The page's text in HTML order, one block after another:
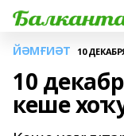
ЙӘМҒИӘТ 10
10
кеше